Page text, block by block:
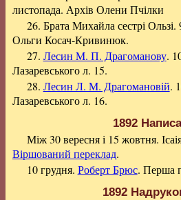
листопада. Архів Олени Пчілки
26. Брата Михайла сестрі
Ольги Косач-Кривинюк.
27. Лесин M. П. Драгоманову.
Лазаревського л. 15.
28. Лесин Л. M. Драгомановій.
Лазаревського л. 16.
1892
Між 30 вересня і 15 жовтня.
Віршований переклад.
10 грудня. Роберт Брюс. Перша
1892